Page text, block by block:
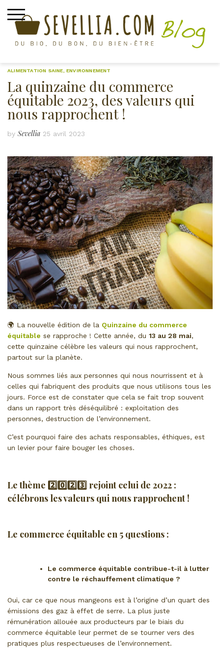
content
ALIMENTATION SAINE ,ENVIRONNEMENT
La quinzaine du commerce
équitable 2023, des valeurs qui
nous rapprochent !
by Sevellia 25 avril 2023
🌍 La nouvelle édition de la Quinzaine du commerce
équitable se rapproche ! Cette année, du 13 au 28 mai,
cette quinzaine célèbre les valeurs qui nous rapprochent,
partout sur la planète.
Nous sommes liés aux personnes qui nous nourrissent et à
celles qui fabriquent des produits que nous utilisons tous les
jours. Force est de constater que cela se fait trop souvent
dans un rapport très déséquilibré : exploitation des
personnes, destruction de l’environnement.
C’est pourquoi faire des achats responsables, éthiques, est
un levier pour faire bouger les choses.
Le thème 2️⃣0️⃣2️⃣3️⃣ rejoint celui de 2022 :
célébrons les valeurs qui nous rapprochent !
Le commerce équitable en 5 questions :
Le commerce équitable contribue-t-il à lutter
contre le réchauffement climatique ?
Oui, car ce que nous mangeons est à l’origine d’un quart des
émissions des gaz à effet de serre. La plus juste
rémunération allouée aux producteurs par le biais du
commerce équitable leur permet de se tourner vers des
pratiques plus respectueuses de l’environnement.